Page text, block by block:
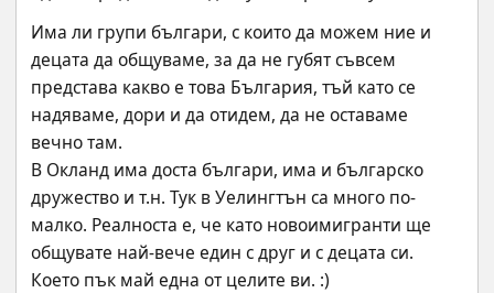
Има ли групи българи, с които да можем ние и
децата да общуваме, за да не губят съвсем
представа какво е това България, тъй като се
надяваме, дори и да отидем, да не оставаме
вечно там.
В Окланд има доста българи, има и българско
дружество и т.н. Тук в Уелингтън са много по-
малко. Реалноста е, че като новоимигранти ще
общувате най-вече един с друг и с децата си.
Което пък май една от целите ви. :)